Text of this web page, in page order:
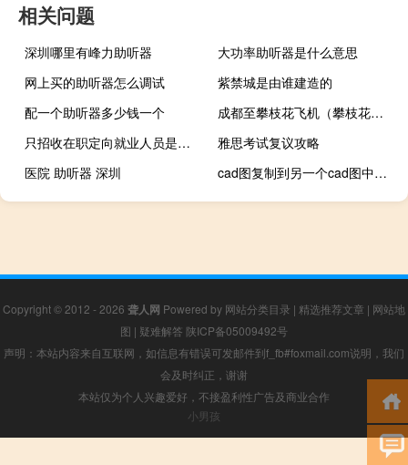
相关问题
深圳哪里有峰力助听器
大功率助听器是什么意思
网上买的助听器怎么调试
紫禁城是由谁建造的
配一个助听器多少钱一个
成都至攀枝花飞机（攀枝花到成都飞机票）
只招收在职定向就业人员是什么意思（在职定向就业人员公司不出学费）
雅思考试复议攻略
医院 助听器 深圳
cad图复制到另一个cad图中太大了（cad图复制到另一个cad）
Copyright © 2012 - 2026 聋人网 Powered by 网站分类目录 | 精选推荐文章 | 网站地
图 | 疑难解答 陕ICP备05009492号
声明：本站内容来自互联网，如信息有错误可发邮件到f_fb#foxmail.com说明，我们
会及时纠正，谢谢
本站仅为个人兴趣爱好，不接盈利性广告及商业合作
小男孩